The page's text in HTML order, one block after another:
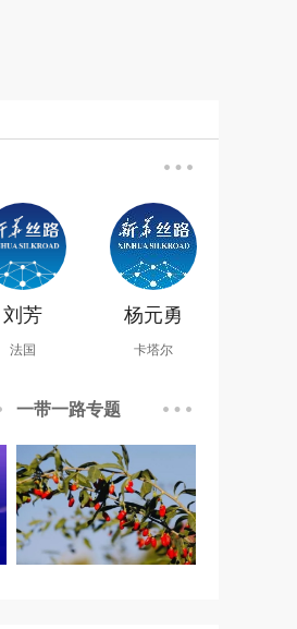
刘芳
法国
杨元勇
卡塔尔
一带一路专题